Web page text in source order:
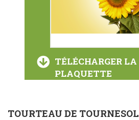
TÉLÉCHARGER LA
PLAQUETTE
TOURTEAU DE TOURNESOL